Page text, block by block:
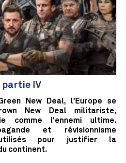
partie IV
New Deal, l'Europe se
New Deal militariste,
comme l'ennemi ultime.
et révisionnisme
pour justifier la
continent.